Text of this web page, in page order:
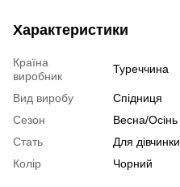
Характеристики
Країна
виробник
Туреччина
Вид виробу
Спідниця
Сезон
Весна/Осінь
Стать
Для дівчинки
Колір
Чорний